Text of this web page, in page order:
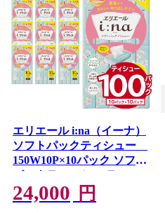
エリエール i:na（イーナ）
ソフトパックティシュー
150W10P×10パック ソフト
パックティッシュ ティッ
シュペーパー ソフトパッ
ク 箱なし 日用品 新生活 備
24,000 円